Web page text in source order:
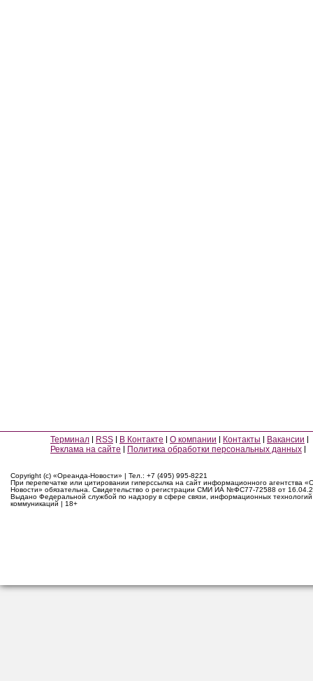
Терминал RSS В Контакте О компании Контакты
Вакансии
Реклама на сайте
Политика обработки персональных данных
Copyright (c) «Ореанда-Новости» | Тел.: +7 (495) 995-8221
При перепечатке или цитировании гиперссылка на сайт информационного агентства
Новости» обязательна. Свидетельство о регистрации СМИ ИА №ФС77-72588 от
Выдано Федеральной службой по надзору в сфере связи, информационных
коммуникаций | 18+